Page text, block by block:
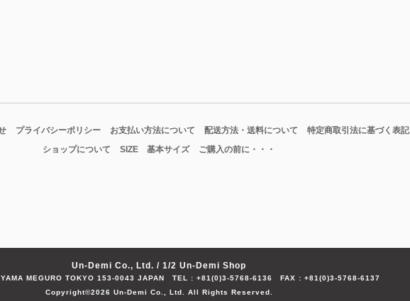
プライバシーポリシー お支払い方法について 配送方法・送料について 特定商取引法に基づく表記
ショップについて
SIZE 基本サイズ ご購入の前に・・・
Un-Demi Co., Ltd. / 1/2 Un-Demi Shop
MEGURO TOKYO 153-0043 JAPAN TEL : +81(0)3-5768-6136 FAX : +81(0)3-5768-6137
Copyright©2026 Un-Demi Co., Ltd. All Rights Reserved.